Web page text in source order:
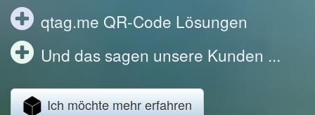
qtag.me QR-Code Lösungen
Und das sagen unsere Kunden ...
Ich möchte mehr erfahren